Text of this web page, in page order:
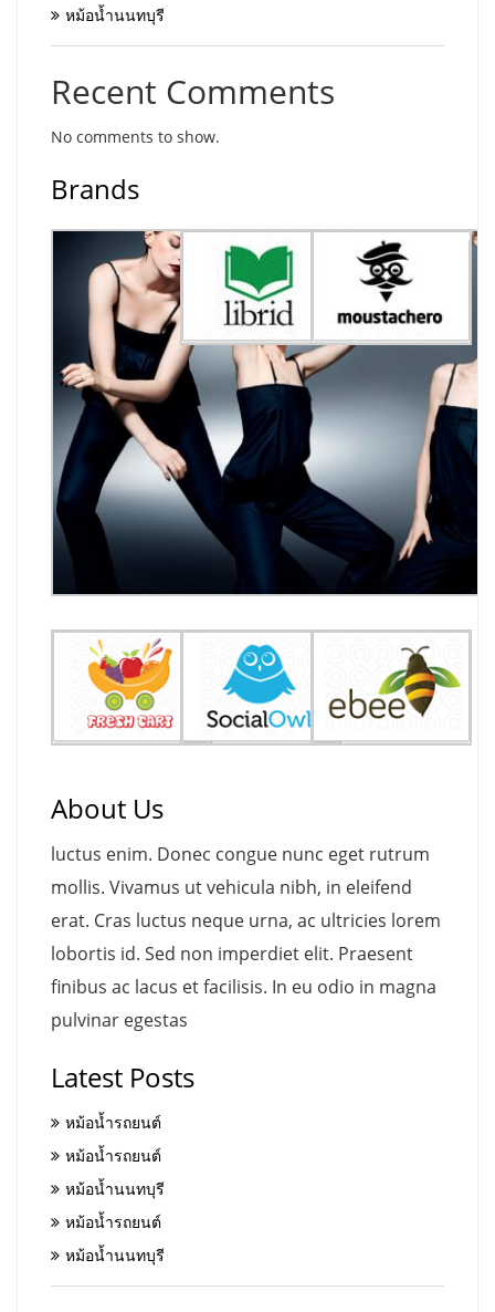
หม้อน้ำนนทบุรี
Recent Comments
No comments to show.
Brands
About Us
luctus enim. Donec congue nunc eget rutrum
mollis. Vivamus ut vehicula nibh, in eleifend
erat. Cras luctus neque urna, ac ultricies lorem
lobortis id. Sed non imperdiet elit. Praesent
finibus ac lacus et facilisis. In eu odio in magna
pulvinar egestas
Latest Posts
หม้อน้ำรถยนต์
หม้อน้ำรถยนต์
หม้อน้ำนนทบุรี
หม้อน้ำรถยนต์
หม้อน้ำนนทบุรี